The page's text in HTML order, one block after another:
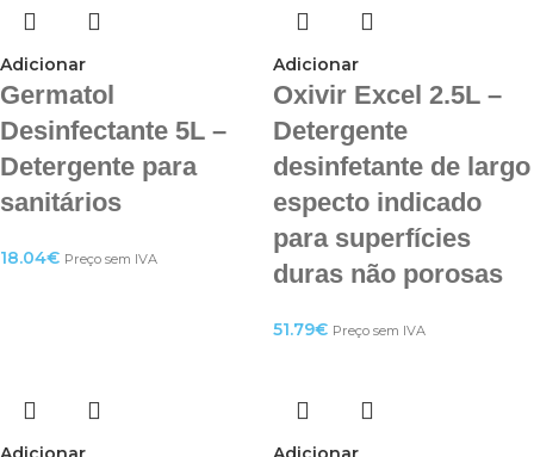
Adicionar
Germatol
Desinfectante 5L –
Detergente para
sanitários
18.04€ Preço sem IVA
Adicionar
Oxivir Excel 2.5L –
Detergente
desinfetante de largo
especto indicado
para superfícies
duras não porosas
51.79€ Preço sem IVA